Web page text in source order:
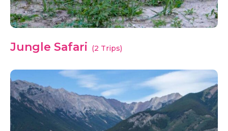
Jungle Safari (2 Trips)